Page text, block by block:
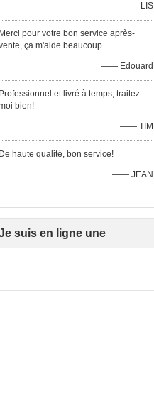
—— LIS
Merci pour votre bon service après-
ça m'aide beaucoup.
—— Edouard
Professionnel et livré à temps, traitez-
bien!
—— TIM
De haute qualité, bon service!
—— JEAN
suis en ligne une